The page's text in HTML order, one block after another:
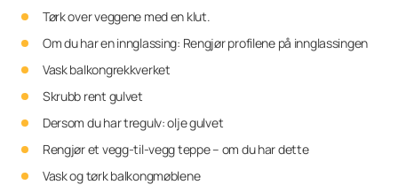
Tørk over veggene med en klut.
Om du har en innglassing: Rengjør profilene på innglassingen
Vask balkongrekkverket
Skrubb rent gulvet
Dersom du har tregulv: olje gulvet
Rengjør et vegg-til-vegg teppe – om du har dette
Vask og tørk balkongmøblene